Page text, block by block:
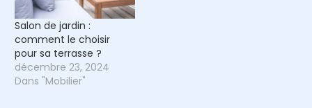
Salon de jardin :
comment le choisir
pour sa terrasse ?
décembre 23, 2024
Dans "Mobilier"